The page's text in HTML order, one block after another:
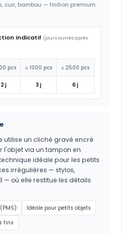
cuir, bambou — finition premium ·
indicatif (jours ouvrés après
pcs ≤ 1000 pcs ≤ 2500 pcs
2 j 3 j 6 j
utilise un cliché gravé encré
l'objet via un tampon en
idéale pour les petits
irrégulières — stylos,
— où elle restitue les détails
Idéale pour petits objets
fins